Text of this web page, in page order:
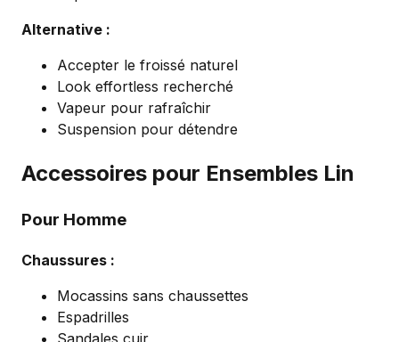
Alternative :
Accepter le froissé naturel
Look effortless recherché
Vapeur pour rafraîchir
Suspension pour détendre
Accessoires pour Ensembles Lin
Pour Homme
Chaussures :
Mocassins sans chaussettes
Espadrilles
Sandales cuir